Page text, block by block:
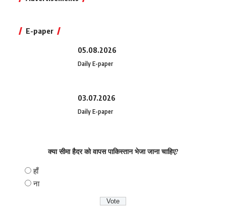
E-paper
05.08.2026
Daily E-paper
03.07.2026
Daily E-paper
क्या सीमा हैदर को वापस पाकिस्तान भेजा जाना चाहिए?
हाँ
ना